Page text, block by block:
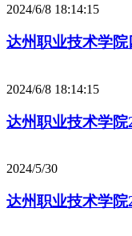
2024/6/8 18:14:15
达州职业技术学
2024/6/8 18:14:15
达州职业技术学
2024/5/30
达州职业技术学